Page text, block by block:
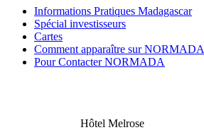
Informations Pratiques Madagascar
Spécial investisseurs
Cartes
Comment apparaître sur NORMADA
Pour Contacter NORMADA
Hôtel Melrose